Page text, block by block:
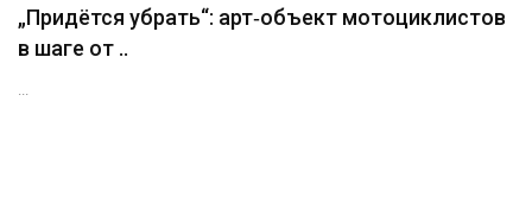
„Придётся убрать“: арт‑объект мотоциклистов
в шаге от ..
...